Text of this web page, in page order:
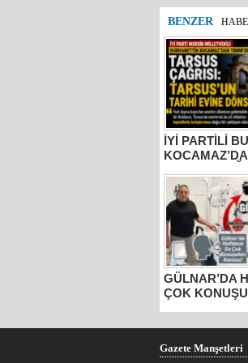
BENZER
İYİ PARTİLİ
TARSUS
ESERLER AİT
GÜLNAR’DA
ÇOK
KONUSU:
MÜDÜRÜ ALİ
GÖREVDEN
Gazete Manşetleri